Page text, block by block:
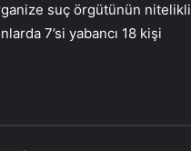
suç örgütünün nitelikli
7’si yabancı 18 kişi